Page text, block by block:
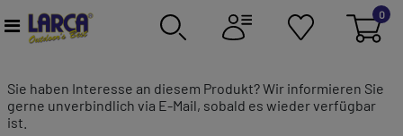
0
Sie haben Interesse an diesem Produkt? Wir informieren Sie
gerne unverbindlich via E-Mail, sobald es wieder verfügbar
ist.